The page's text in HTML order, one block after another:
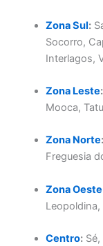
Zona Sul:
Socorro,
Interlagos,
Zona Leste:
Mooca,
Zona Norte:
Freguesia
Zona Oeste
Leopoldina,
Centro: